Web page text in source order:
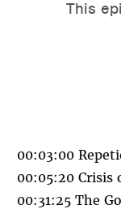
00:03:00
00:05:20
00:31:25 The